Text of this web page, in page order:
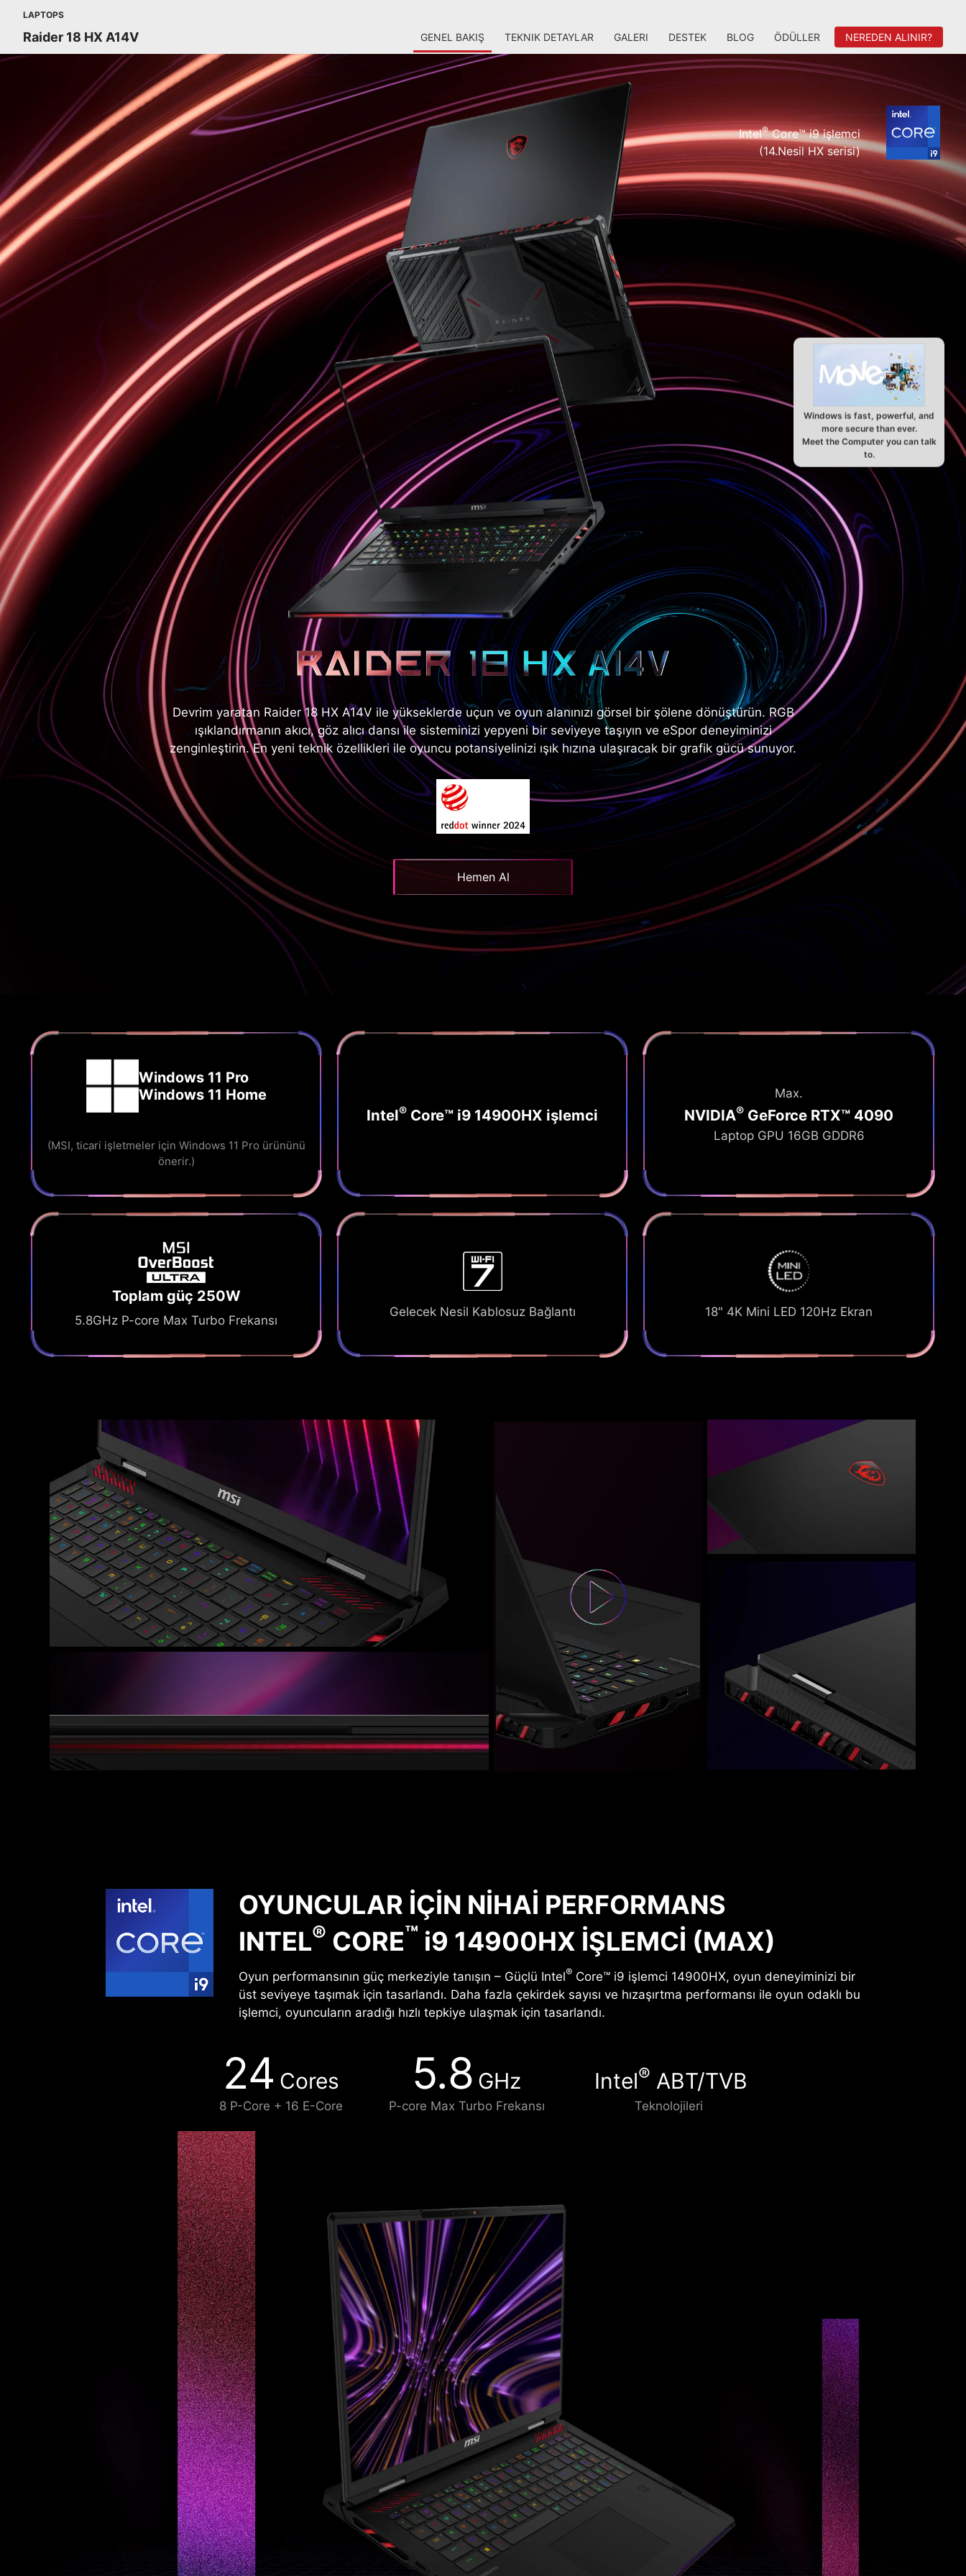
LAPTOPS
Raider 18 HX A14V GENEL BAKIŞ TEKNIK DETAYLAR GALERI DESTEK BLOG ÖDÜLLER NEREDEN ALINIR?
Windows is fast, powerful, and
more secure than ever.
Meet the Computer you can talk
to.
Devrim yaratan Raider 18 HX A14V ile yükseklerde uçun ve oyun alanınızı görsel bir şölene dönüştürün. RGB
ışıklandırmanın akıcı, göz alıcı dansı ile sisteminizi yepyeni bir seviyeye taşıyın ve eSpor deneyiminizi
zenginleştirin. En yeni teknik özellikleri ile oyuncu potansiyelinizi ışık hızına ulaşıracak bir grafik gücü sunuyor.
Intel®Core™ i9 işlemci
(14.Nesil HX serisi)
Hemen Al
Windows 11 Pro
Windows 11 Home
(MSI, ticari işletmeler için Windows 11 Pro ürününü
önerir.)
Intel® Core™ i9 14900HX işlemci
Max.
NVIDIA® GeForce RTX™ 4090
Laptop GPU 16GB GDDR6
Toplam güç 250W
5.8GHz P-core Max Turbo Frekansı
Gelecek Nesil Kablosuz Bağlantı 18" 4K Mini LED 120Hz Ekran
OYUNCULAR İÇİN NİHAİ PERFORMANS
INTEL® CORE™ i9 14900HX IŞLEMCI (MAX)
Oyun performansının güç merkeziyle tanışın – Güçlü Intel® Core™ i9 işlemci 14900HX, oyun deneyiminizi bir
üst seviyeye taşımak için tasarlandı. Daha fazla çekirdek sayısı ve hızaşırtma performansı ile oyun odaklı bu
işlemci, oyuncuların aradığı hızlı tepkiye ulaşmak için tasarlandı.
24 Cores
8 P-Core + 16 E-Core
5.8 GHz
P-core Max Turbo Frekansı
Intel® ABT/TVB
Teknolojileri